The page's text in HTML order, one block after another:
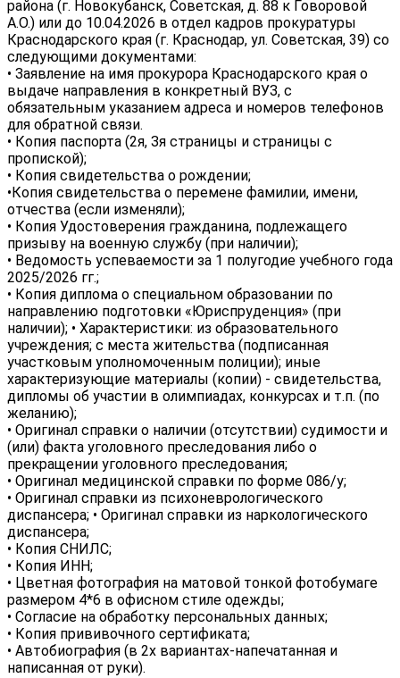
района (г. Новокубанск, Советская, д. 88 к Говоровой
А.О.) или до 10.04.2026 в отдел кадров прокуратуры
Краснодарского края (г. Краснодар, ул. Советская, 39) со
следующими документами:
• Заявление на имя прокурора Краснодарского края о
выдаче направления в конкретный ВУЗ, с
обязательным указанием адреса и номеров телефонов
для обратной связи.
• Копия паспорта (2я, Зя страницы и страницы с
пропиской);
• Копия свидетельства о рождении;
•Копия свидетельства о перемене фамилии, имени,
отчества (если изменяли);
• Копия Удостоверения гражданина, подлежащего
призыву на военную службу (при наличии);
• Ведомость успеваемости за 1 полугодие учебного года
2025/2026 гг.;
• Копия диплома о специальном образовании по
направлению подготовки «Юриспруденция» (при
наличии); • Характеристики: из образовательного
учреждения; с места жительства (подписанная
участковым уполномоченным полиции); иные
характеризующие материалы (копии) - свидетельства,
дипломы об участии в олимпиадах, конкурсах и т.п. (по
желанию);
• Оригинал справки о наличии (отсутствии) судимости и
(или) факта уголовного преследования либо о
прекращении уголовного преследования;
• Оригинал медицинской справки по форме 086/у;
• Оригинал справки из психоневрологического
диспансера; • Оригинал справки из наркологического
диспансера;
• Копия СНИЛС;
• Копия ИНН;
• Цветная фотография на матовой тонкой фотобумаге
размером 4*6 в офисном стиле одежды;
• Согласие на обработку персональных данных;
• Копия прививочного сертификата;
• Автобиография (в 2х вариантах-напечатанная и
написанная от руки).